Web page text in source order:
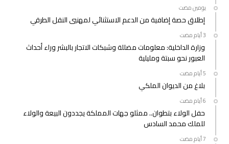
‫‫‫‏‫يومين مضت‬
إطلاق حصة إضافية من الدعم الاستثنائي لمهنيي النقل الطرقي
وزارة الداخلية: معلومات مضللة وشبكات الاتجار بالبشر وراء أحداث
العبور نحو سبتة ومليلية
بلاغ من الديوان الملكي
حفل الولاء بتطوان.. ممثلو جهات المملكة يجددون البيعة والولاء
للملك محمد السادس